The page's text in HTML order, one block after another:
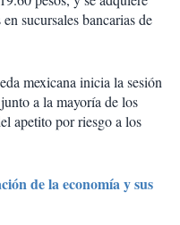
sucursales bancarias de
mexicana inicia la sesión
a la mayoría de los
apetito por riesgo a los
de la economía y sus